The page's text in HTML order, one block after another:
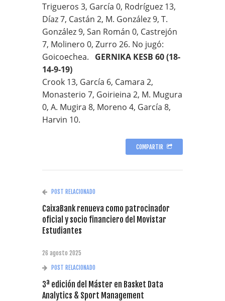
Trigueros 3, García 0, Rodríguez 13,
Díaz 7, Castán 2, M. González 9, T.
González 9, San Román 0, Castrejón
7, Molinero 0, Zurro 26. No jugó:
Goicoechea. GERNIKA KESB 60 (18-
14-9-19)
Crook 13, García 6, Camara 2,
Monasterio 7, Goirieina 2, M. Mugura
0, A. Mugira 8, Moreno 4, García 8,
Harvin 10.
COMPARTIR
POST RELACIONADO
CaixaBank renueva como patrocinador
oficial y socio financiero del Movistar
Estudiantes
26 agosto 2025
POST RELACIONADO
3ª edición del Máster en Basket Data
Analytics & Sport Management